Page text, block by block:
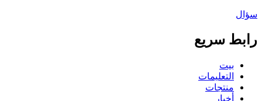
سؤال
رابط سريع
بيت
التعليمات
منتجات
أخبار